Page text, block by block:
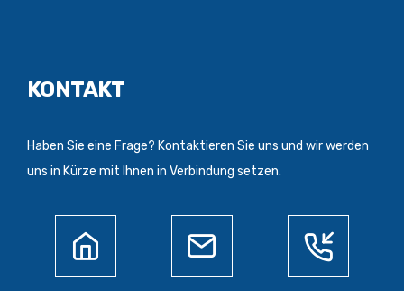
KONTAKT
Haben Sie eine Frage? Kontaktieren Sie uns und wir werden
uns in Kürze mit Ihnen in Verbindung setzen.